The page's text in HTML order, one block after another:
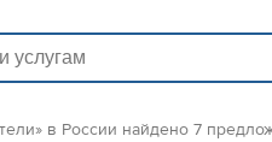
в России найдено 7